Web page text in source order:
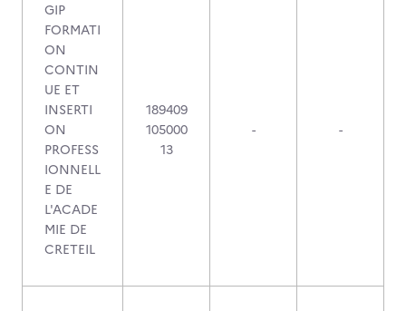
GIP
FORMATI
ON
CONTIN
UE ET
INSERTI
ON
PROFESS
IONNELL
E DE
L'ACADE
MIE DE
CRETEIL
189409
105000
13
- -